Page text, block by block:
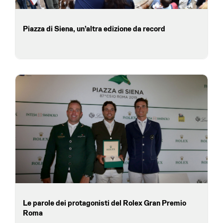
Piazza di Siena, un’altra edizione da record
Le parole dei protagonisti del Rolex Gran Premio
Roma